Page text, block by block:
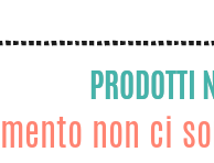
PRODOTTI
non ci